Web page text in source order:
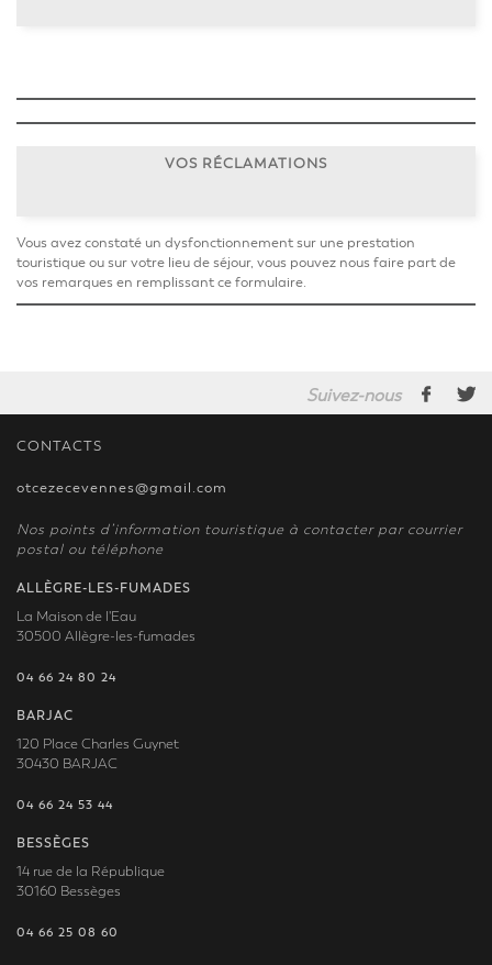
VOS RÉCLAMATIONS
Vous avez constaté un dysfonctionnement sur une prestation
touristique ou sur votre lieu de séjour, vous pouvez nous faire part de
vos remarques en remplissant ce formulaire.
Suivez-nous
CONTACTS
otcezecevennes@gmail.com
Nos points d’information touristique à contacter par courrier
postal ou téléphone
ALLÈGRE-LES-FUMADES
La Maison de l'Eau
30500 Allègre-les-fumades
04 66 24 80 24
BARJAC
120 Place Charles Guynet
30430 BARJAC
04 66 24 53 44
BESSÈGES
14 rue de la République
30160 Bessèges
04 66 25 08 60